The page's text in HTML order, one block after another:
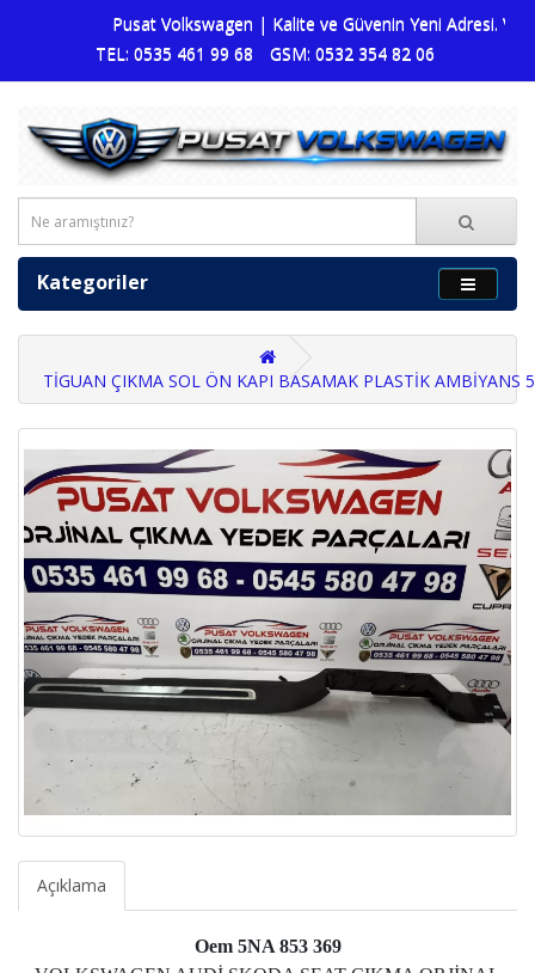
Pusat Volkswagen | Kalite ve Güvenin Yeni Adresi.
TEL: 0535 461 99 68
GSM: 0532 354 82 06
Kategoriler
TİGUAN ÇIKMA SOL ÖN KAPI BASAMAK PLASTİK AMBİYANS
Açıklama
Oem 5NA 853 369